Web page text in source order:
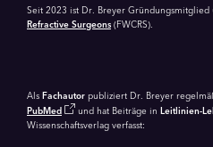
Seit 2023 ist Dr. Breyer Gründungsmitglied
Refractive Surgeons (FWCRS).
Als Fachautor publiziert Dr. Breyer
PubMed
und hat Beiträge in Leitlinien-
Wissenschaftsverlag verfasst: